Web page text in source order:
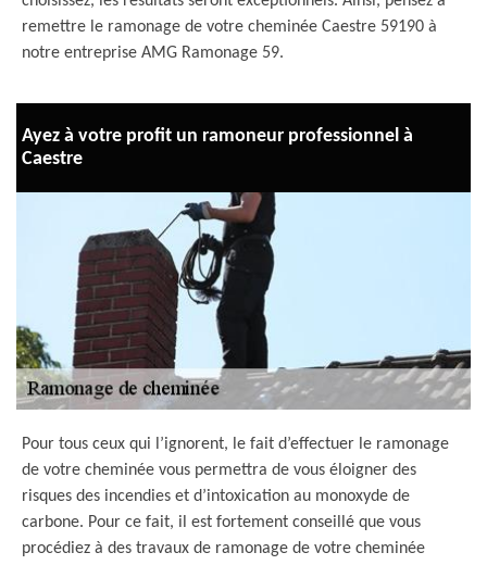
remettre le ramonage de votre cheminée Caestre 59190 à
notre entreprise AMG Ramonage 59.
Ayez à votre profit un ramoneur professionnel à
Caestre
Pour tous ceux qui l’ignorent, le fait d’effectuer le ramonage
de votre cheminée vous permettra de vous éloigner des
risques des incendies et d’intoxication au monoxyde de
carbone. Pour ce fait, il est fortement conseillé que vous
procédiez à des travaux de ramonage de votre cheminée